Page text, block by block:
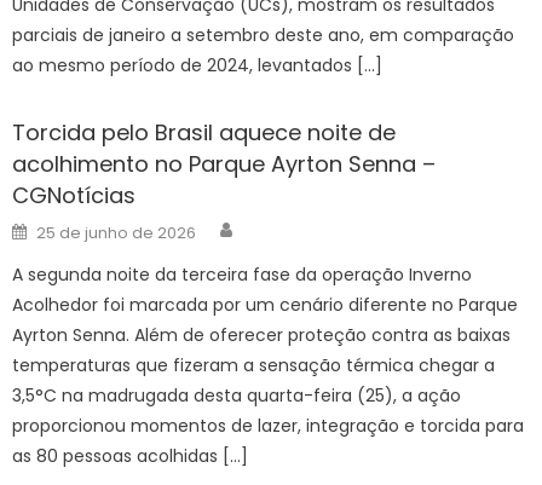
parciais de janeiro a setembro deste ano, em comparação
ao mesmo período de 2024, levantados […]
Torcida pelo Brasil aquece noite de
acolhimento no Parque Ayrton Senna –
CGNotícias
Posted
on
25 de junho de 2026
A segunda noite da terceira fase da operação Inverno
Acolhedor foi marcada por um cenário diferente no Parque
Ayrton Senna. Além de oferecer proteção contra as baixas
temperaturas que fizeram a sensação térmica chegar a
3,5°C na madrugada desta quarta-feira (25), a ação
proporcionou momentos de lazer, integração e torcida para
as 80 pessoas acolhidas […]